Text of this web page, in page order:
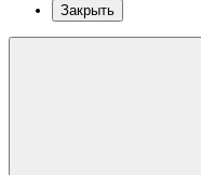
Закрыть